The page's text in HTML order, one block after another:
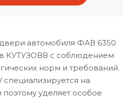
автомобиля ФАВ 6350
КУТУЗОВВ с соблюдением
норм и требований.
на
поэтому уделяет особое